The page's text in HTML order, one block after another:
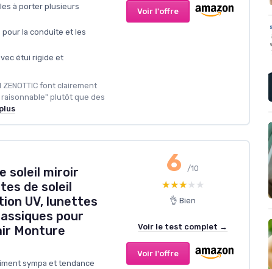
à porter plusieurs
pour la conduite et les
étui rigide et
font clairement
plutôt que des
Voir l'offre
soleil miroir
de soleil
UV, lunettes
pour
Monture
sympa et tendance
6/10
★★★★★
★★★★★
👌 Bien
Voir le test complet →
Voir l'offre